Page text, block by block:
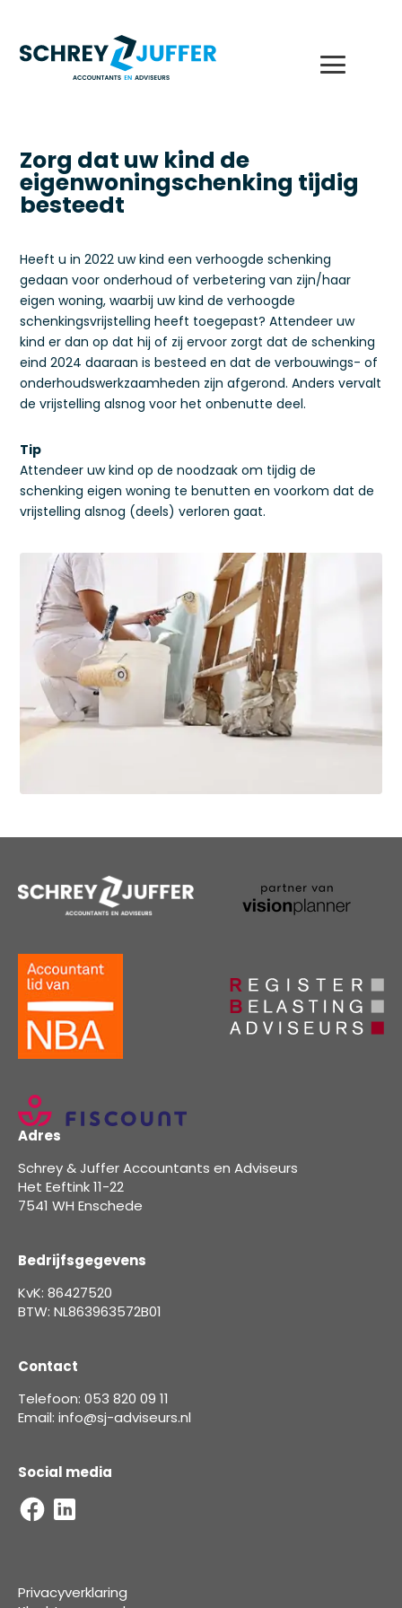
Zorg dat uw kind de
eigenwoningschenking tijdig
besteedt
Heeft u in 2022 uw kind een verhoogde schenking
gedaan voor onderhoud of verbetering van zijn/haar
eigen woning, waarbij uw kind de verhoogde
schenkingsvrijstelling heeft toegepast? Attendeer uw
kind er dan op dat hij of zij ervoor zorgt dat de schenking
eind 2024 daaraan is besteed en dat de verbouwings- of
onderhoudswerkzaamheden zijn afgerond. Anders vervalt
de vrijstelling alsnog voor het onbenutte deel.
Tip
Attendeer uw kind op de noodzaak om tijdig de
schenking eigen woning te benutten en voorkom dat de
vrijstelling alsnog (deels) verloren gaat.
Adres
Schrey & Juffer Accountants en Adviseurs
Het Eeftink 11-22
7541 WH Enschede
Bedrijfsgegevens
KvK: 86427520
BTW: NL863963572B01
Contact
Telefoon: 053 820 09 11
Email: info@sj-adviseurs.nl
Social media
Privacyverklaring